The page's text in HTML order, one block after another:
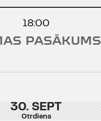
18:00
PASĀKUMS
30. SEPT
Otrdiena